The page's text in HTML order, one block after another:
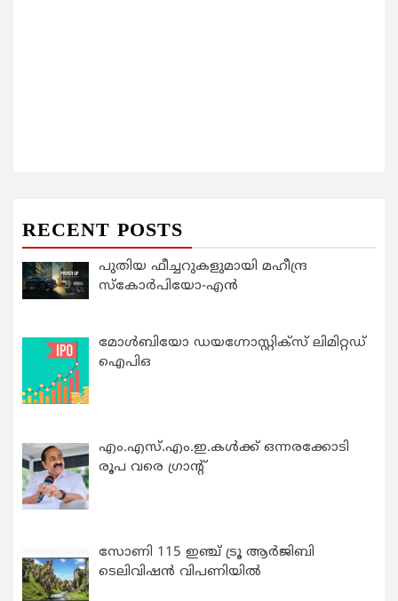
RECENT POSTS
പുതിയ ഫീച്ചറുകളുമായി മഹീന്ദ്ര
സ്കോർപിയോ-എൻ
മോൾബിയോ ഡയഗ്നോസ്റ്റിക്സ് ലിമിറ്റഡ്
ഐപിഒ
എം.എസ്.എം.ഇ.കൾക്ക് ഒന്നരക്കോടി
രൂപ വരെ ഗ്രാന്റ്
സോണി 115 ഇഞ്ച് ട്രൂ ആർജിബി
ടെലിവിഷൻ വിപണിയിൽ